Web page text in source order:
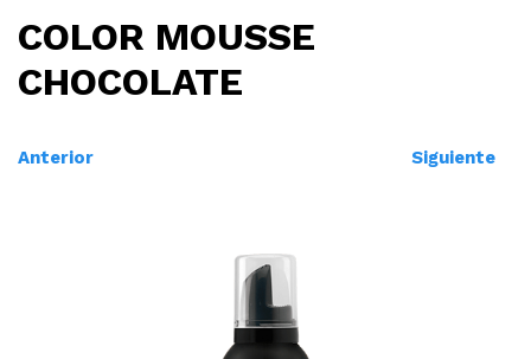
COLOR MOUSSE
CHOCOLATE
Anterior Siguiente